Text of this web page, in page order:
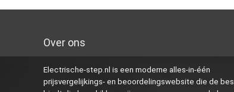
Over ons
Electrische-step.nl is een moderne alles-in-één
prijsvergelijkings- en beoordelingswebsite die de